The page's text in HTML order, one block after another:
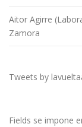
Aitor Agirre
Zamora
Tweets by
Fields se impone